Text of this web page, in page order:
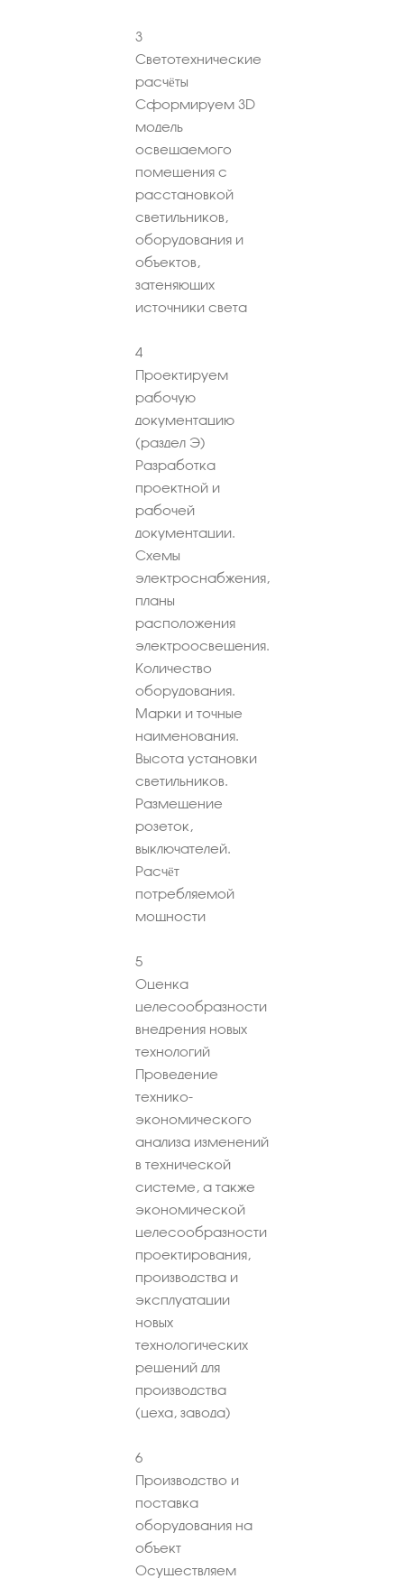
3
Светотехнические
расчёты
Сформируем 3D
модель
освещаемого
помещения с
расстановкой
светильников,
оборудования и
объектов,
затеняющих
источники света
4
Проектируем
рабочую
документацию
(раздел Э)
Разработка
проектной и
рабочей
документации.
Схемы
электроснабжения,
планы
расположения
электроосвещения.
Количество
оборудования.
Марки и точные
наименования.
Высота установки
светильников.
Размещение
розеток,
выключателей.
Расчёт
потребляемой
мощности
5
Оценка
целесообразности
внедрения новых
технологий
Проведение
технико-
экономического
анализа изменений
в технической
системе, а также
экономической
целесообразности
проектирования,
производства и
эксплуатации
новых
технологических
решений для
производства
(цеха, завода)
6
Производство и
поставка
оборудования на
объект
Осуществляем